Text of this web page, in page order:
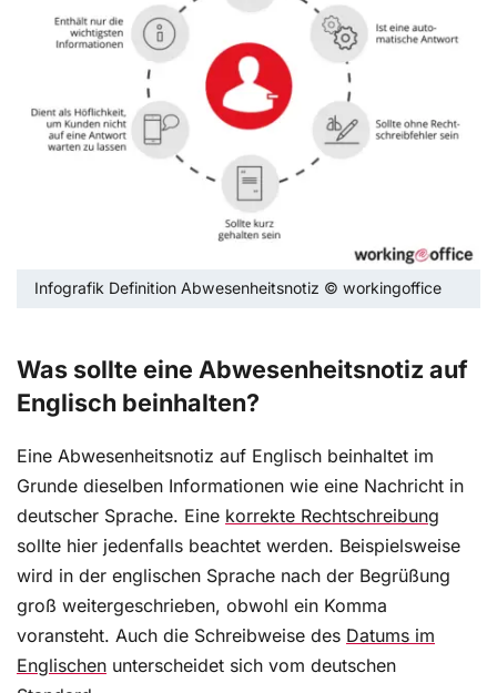
Infografik Definition Abwesenheitsnotiz © workingoffice
Was sollte eine Abwesenheitsnotiz auf
Englisch beinhalten?
Eine Abwesenheitsnotiz auf Englisch beinhaltet im
Grunde dieselben Informationen wie eine Nachricht in
deutscher Sprache. Eine korrekte Rechtschreibung
sollte hier jedenfalls beachtet werden. Beispielsweise
wird in der englischen Sprache nach der Begrüßung
groß weitergeschrieben, obwohl ein Komma
voransteht. Auch die Schreibweise des Datums im
Englischen unterscheidet sich vom deutschen